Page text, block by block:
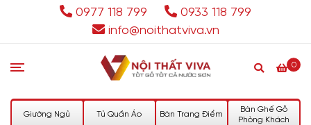
0977 118 799
0933 118 799
info@noithatviva.vn
0
Giường Ngủ Tủ Quần Áo Bàn Trang Điểm
Bàn Ghế Gỗ
Phòng Khách